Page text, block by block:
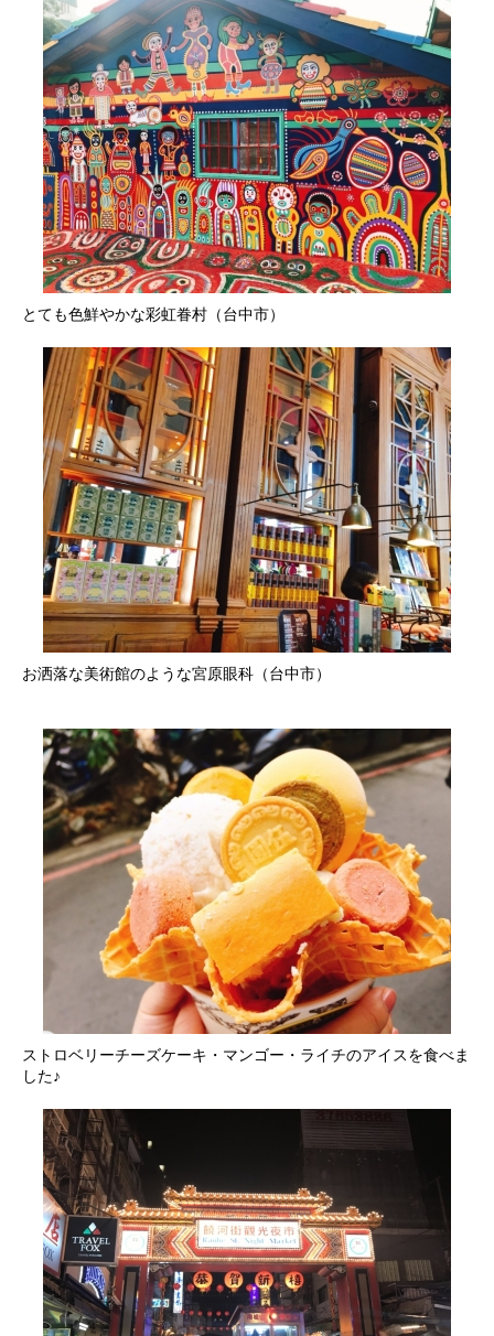
とても色鮮やかな彩虹眷村（台中市）
お洒落な美術館のような宮原眼科（台中市）
ストロベリーチーズケーキ・マンゴー・ライチのアイスを食べま
した♪